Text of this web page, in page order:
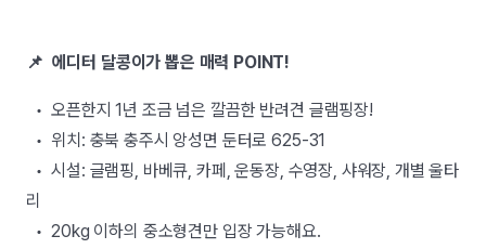
📌 에디터 달콩이가 뽑은 매력 POINT!
• 오픈한지 1년 조금 넘은 깔끔한 반려견 글램핑장!
• 위치: 충북 충주시 앙성면 둔터로 625-31
• 시설: 글램핑, 바베큐, 카페, 운동장, 수영장, 샤워장, 개별 울타
리
• 20kg 이하의 중소형견만 입장 가능해요.